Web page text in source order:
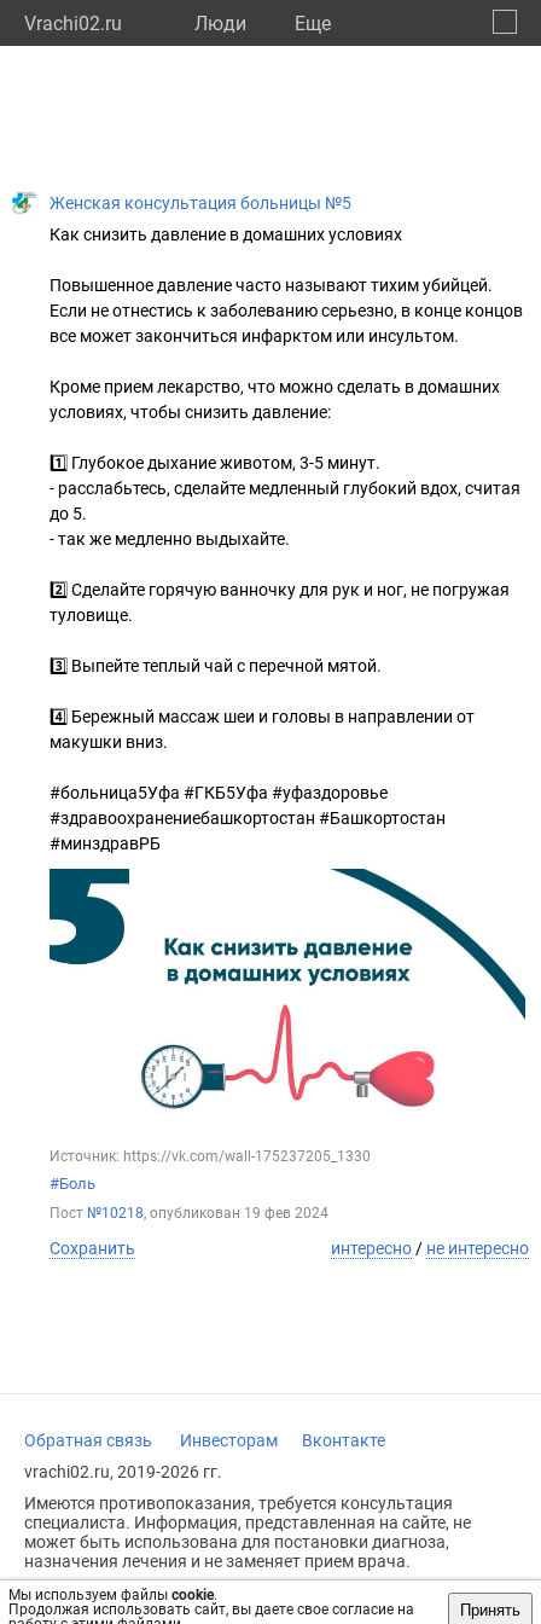
Vrachi02.ru Люди Eще
Мы используем файлы cookie.
Продолжая использовать сайт, вы даете свое согласие на
Принять
Женская консультация больницы №5
Как снизить давление в домашних условиях
Повышенное давление часто называют тихим убийцей.
Если не отнестись к заболеванию серьезно, в конце концов
все может закончиться инфарктом или инсультом.
Кроме прием лекарство, что можно сделать в домашних
условиях, чтобы снизить давление:
1️⃣ Глубокое дыхание животом, 3-5 минут.
- расслабьтесь, сделайте медленный глубокий вдох, считая
до 5.
- так же медленно выдыхайте.
2️⃣ Сделайте горячую ванночку для рук и ног, не погружая
туловище.
3️⃣ Выпейте теплый чай с перечной мятой.
4️⃣ Бережный массаж шеи и головы в направлении от
макушки вниз.
#больница5Уфа #ГКБ5Уфа #уфаздоровье
#здравоохранениебашкортостан #Башкортостан
#минздравРБ
Источник: https://vk.com/wall-175237205_1330
#Боль
Пост №10218, опубликован 19 фев 2024
Сохранить интересно / не интересно
Обратная связь Инвесторам
Вконтакте
vrachi02.ru, 2019-2026 гг.
Имеются противопоказания, требуется консультация
специалиста. Информация, представленная на сайте, не
может быть использована для постановки диагноза,
назначения лечения и не заменяет прием врача.
Возрастное ограничение: 18+